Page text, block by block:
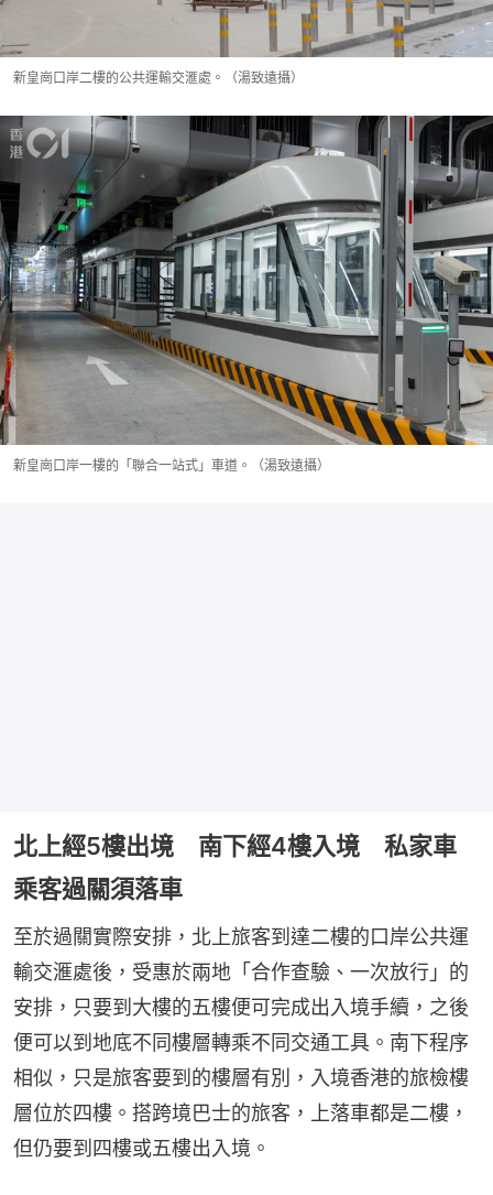
新皇崗口岸二樓的公共運輸交滙處。（湯致遠攝）
新皇崗口岸一樓的「聯合一站式」車道。（湯致遠攝）
北上經5樓出境 南下經4樓入境 私家車
乘客過關須落車
至於過關實際安排，北上旅客到達二樓的口岸公共運
輸交滙處後，受惠於兩地「合作查驗、一次放行」的
安排，只要到大樓的五樓便可完成出入境手續，之後
便可以到地底不同樓層轉乘不同交通工具。南下程序
相似，只是旅客要到的樓層有別，入境香港的旅檢樓
層位於四樓。搭跨境巴士的旅客，上落車都是二樓，
但仍要到四樓或五樓出入境。